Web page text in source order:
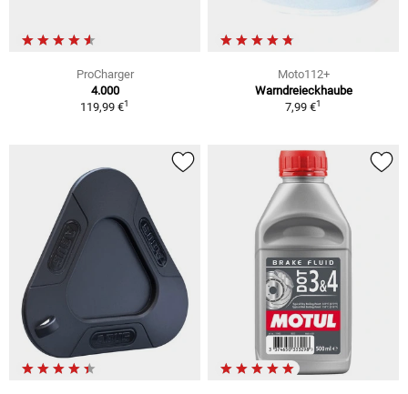
ProCharger
4.000
119,99 €1
Moto112+
Warndreieckhaube
7,99 €1